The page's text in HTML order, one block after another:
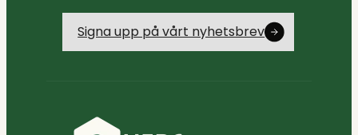
Signa upp på vårt nyhetsbrev